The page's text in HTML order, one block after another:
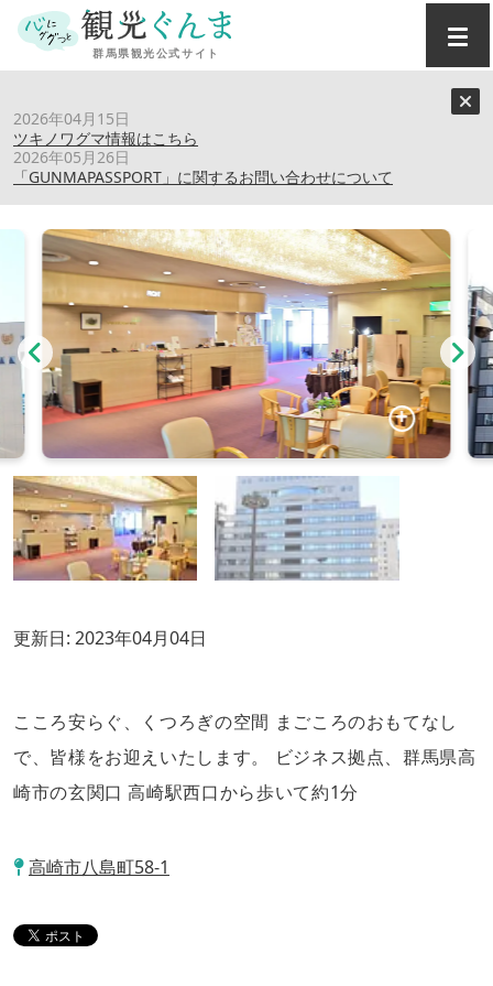
2026年04月15日
ツキノワグマ情報はこちら
2026年05月26日
「GUNMAPASSPORT」に関するお問い合わせについて
高崎アーバンホテル
更新日: 2023年04月04日
こころ安らぐ、くつろぎの空間 まごころのおもてなし
で、皆様をお迎えいたします。 ビジネス拠点、群馬県高
崎市の玄関口 高崎駅西口から歩いて約1分
高崎市八島町58-1